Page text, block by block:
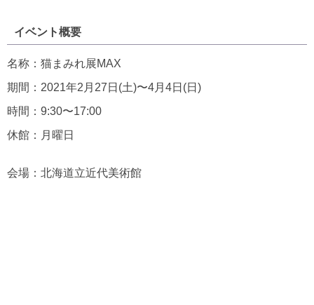
イベント概要
名称：猫まみれ展MAX
期間：2021年2月27日(土)〜4月4日(日)
時間：9:30〜17:00
休館：月曜日
会場：北海道立近代美術館